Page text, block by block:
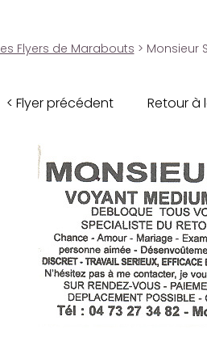
Flyers de Marabouts > Monsieur
< Flyer précédent Retour à